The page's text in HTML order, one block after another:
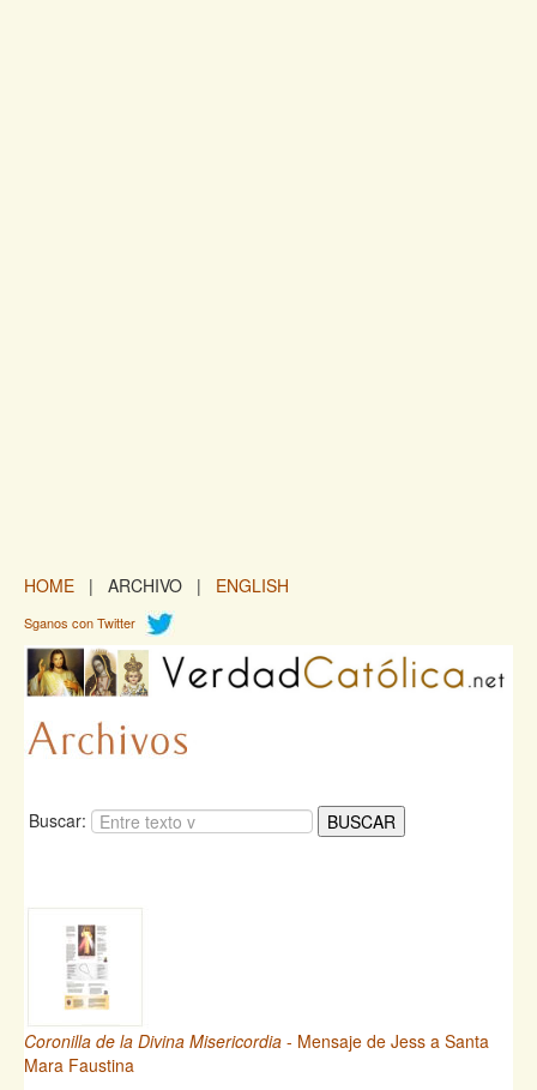
HOME | ARCHIVO | ENGLISH
Sganos con Twitter
Buscar:
Coronilla de la Divina Misericordia - Mensaje de Jess a Santa
Mara Faustina